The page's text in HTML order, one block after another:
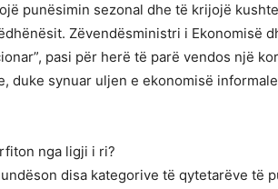
punësimin sezonal dhe të krijojë
Zëvendësministri i Ekonomisë
pasi për herë të parë vendos një
duke synuar uljen e ekonomisë
nga ligji i ri?
disa kategorive të qytetarëve të